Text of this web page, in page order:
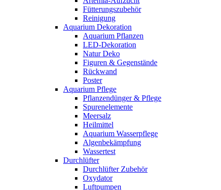
Fütterungszubehör
Reinigung
Aquarium Dekoration
Aquarium Pflanzen
LED-Dekoration
Natur Deko
Figuren & Gegenstände
Rückwand
Poster
Aquarium Pflege
Pflanzendünger & Pflege
Spurenelemente
Meersalz
Heilmittel
Aquarium Wasserpflege
Algenbekämpfung
Wassertest
Durchlüfter
Durchlüfter Zubehör
Oxydator
Luftpumpen